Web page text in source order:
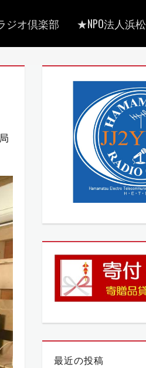
ジオ倶楽部 ★NPO法人浜
最近の投稿